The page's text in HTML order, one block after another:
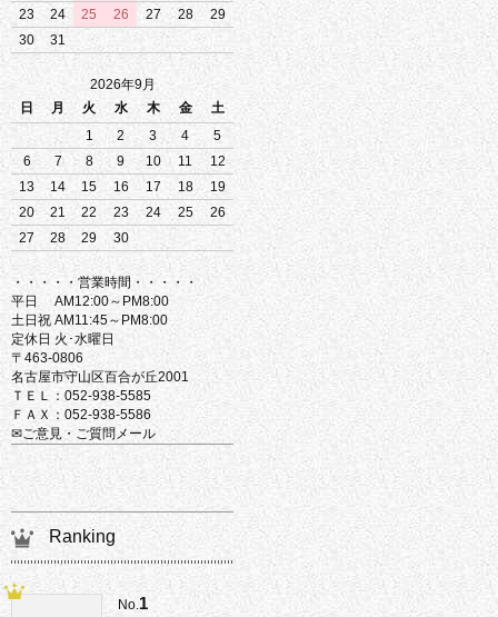
23
24 25 26 27 28
29
30
31
2026年9月
日
月 火 水 木 金
土
1
2 3 4
5
6
7 8 9 10 11
12
13
14 15 16 17 18
19
20
21 22 23 24 25
26
27
28 29 30
・・・・・営業時間・・・・・
平日 AM12:00～PM8:00
土日祝 AM11:45～PM8:00
定休日 火･水曜日
〒463-0806
名古屋市守山区百合が丘2001
ＴＥＬ：052-938-5585
ＦＡＸ：052-938-5586
✉ご意見・ご質問メール
Ranking
No. 1